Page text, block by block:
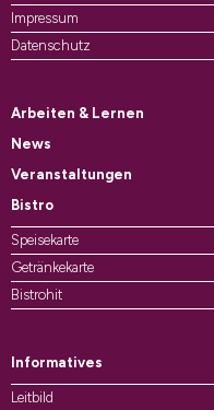
Impressum
Datenschutz
Arbeiten & Lernen
News
Veranstaltungen
Bistro
Speisekarte
Getränkekarte
Bistrohit
Informatives
Leitbild